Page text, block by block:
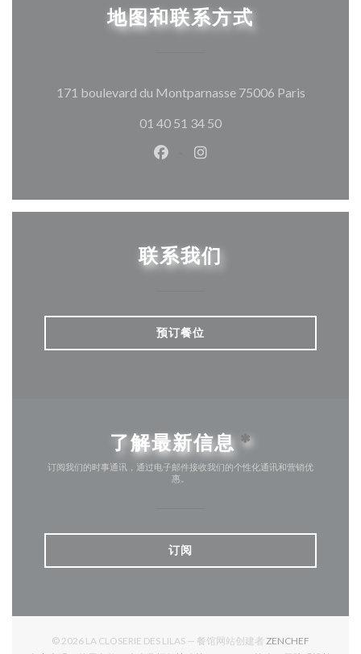
地图和联系方式
171 boulevard du Montparnasse 75006 Paris((在新窗
01 40 51 34 50
Facebook ((在新窗口中打开))
Instagram ((在新窗口中
联系我们
预订餐位
了解最新信息 *
订阅我们的时事通讯，通过电子邮件接收我们的个性化通讯和营销优
惠。
订阅
© 2026 LA CLOSERIE DES LILAS — 餐馆网站创建者 ZENCHEF